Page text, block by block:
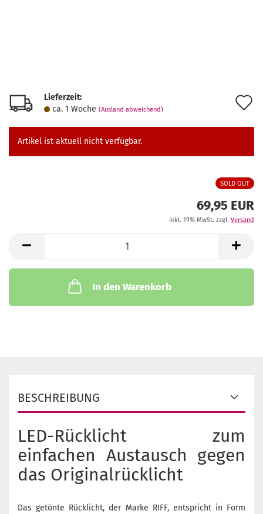
Lieferzeit:
ca. 1 Woche (Ausland abweichend)
Artikel ist aktuell nicht verfügbar.
SOLD OUT
69,95 EUR
inkl. 19% MwSt. zzgl. Versand
In den Warenkorb
BESCHREIBUNG
LED-Rücklicht zum
einfachen Austausch gegen
das Originalrücklicht
Das getönte Rücklicht, der Marke RIFF, entspricht in Form